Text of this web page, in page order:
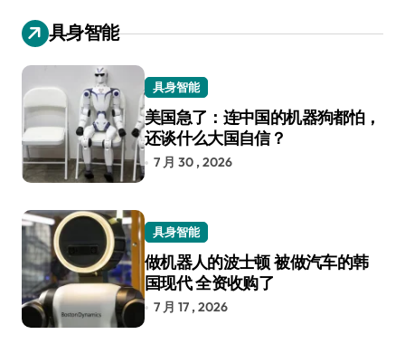
具身智能
具身智能
美国急了：连中国的机器狗都怕，
还谈什么大国自信？
7 月 30 , 2026
具身智能
做机器人的波士顿 被做汽车的韩
国现代 全资收购了
7 月 17 , 2026